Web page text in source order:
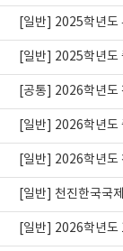
[일반] 2025학년도
[일반] 2025학년도
[공통] 2026학년도
[일반] 2026학년도
[일반] 2026학년도
[일반] 천진한국국
[일반] 2026학년도